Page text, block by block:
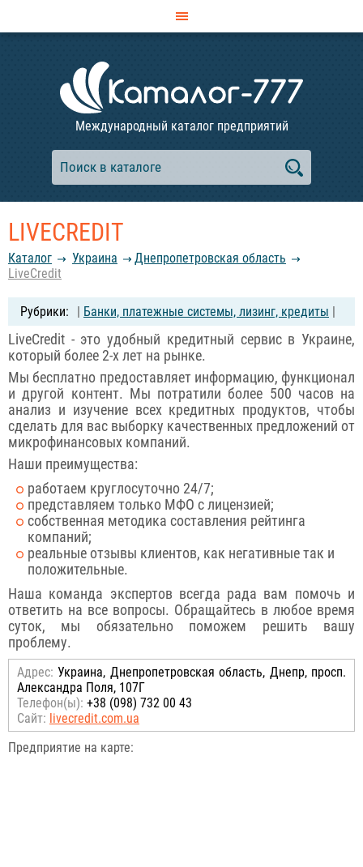
Международный каталог предприятий
LIVECREDIT
Каталог Украина
Днепропетровская область
LiveCredit
| Банки, платежные системы, лизинг, кредиты |
LiveCredit - это удобный кредитный сервис в Украине,
который более 2-х лет на рынке.
Мы бесплатно предоставляет информацию, функционал
и другой контент. Мы потратили более 500 часов на
анализ и изучение всех кредитных продуктов, чтобы
сделать для вас выборку качественных предложений от
микрофинансовых компаний.
Наши преимущества:
работаем круглосуточно 24/7;
представляем только МФО с лицензией;
собственная методика составления рейтинга
компаний;
реальные отзывы клиентов, как негативные так и
положительные.
Наша команда экспертов всегда рада вам помочь и
ответить на все вопросы. Обращайтесь в любое время
суток, мы обязательно поможем решить вашу
проблему.
Адрес: Украина, Днепропетровская область, Днепр, просп.
Александра Поля, 107Г
Телефон(ы): +38 (098) 732 00 43
Сайт: livecredit.com.ua
Предприятие на карте: